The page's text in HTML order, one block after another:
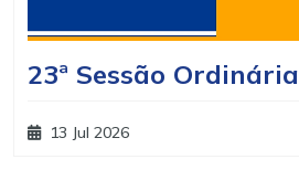
23ª Sessão Ordinária
13 Jul 2026